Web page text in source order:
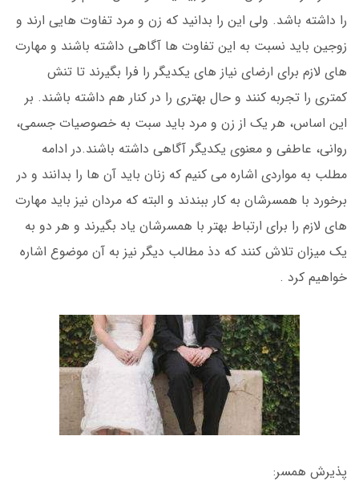
را داشته باشد. ولی این را بدانید که زن و مرد تفاوت هایی ارند و
زوجین باید نسبت به این تفاوت ها آگاهی داشته باشند و مهارت
های لازم برای ارضای نیاز های یکدیگر را فرا بگیرند تا تنش
کمتری را تجربه کنند و حال بهتری را در کنار هم داشته باشند. بر
این اساس، هر یک از زن و مرد باید سبت به خصوصیات جسمی،
روانی، عاطفی و معنوی یکدیگر آگاهی داشته باشند.در ادامه
مطلب به مواردی اشاره می کنیم که زنان باید آن ها را بدانند و در
برخورد با همسرشان به کار ببندند و البته که مردان نیز باید مهارت
های لازم را برای ارتباط بهتر با همسرشان یاد بگیرند و هر دو به
یک میزان تلاش کنند که دذ مطالب دیگر نیز به آن موضوع اشاره
خواهیم کرد .
پذیرش همسر: